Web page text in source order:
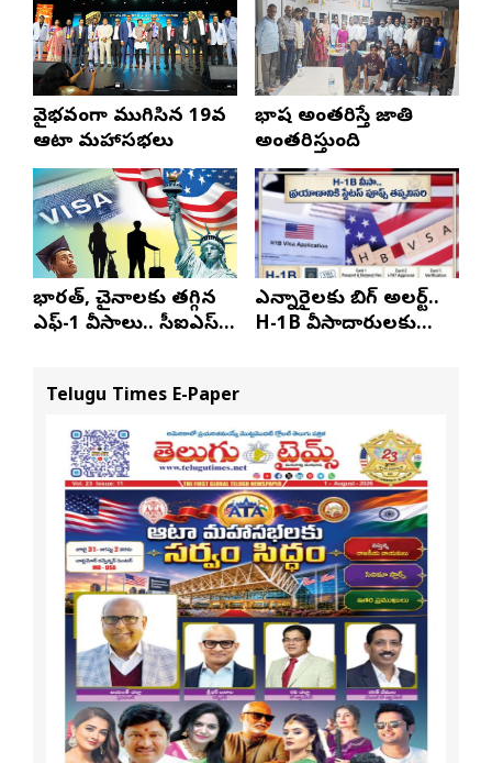
వైభవంగా ముగిసిన 19వ
ఆటా మహాసభలు
భాష అంతరిస్తే జాతి
అంతరిస్తుంది
భారత్, చైనాలకు తగ్గిన
ఎఫ్-1 వీసాలు.. సీఐఎస్
ఎన్నారైలకు బిగ్ అలర్ట్..
H-1B వీసాదారులకు
Telugu Times E-Paper